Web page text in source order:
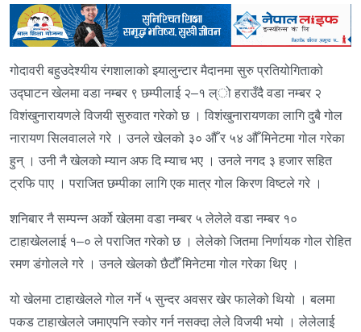
गोदावरी बहुउदेश्यीय रंगशालाको झ्यालुन्टार मैदानमा सुरु प्रतियोगिताको
उद्घाटन खेलमा वडा नम्बर ९ छम्पीलाई २–१ ल्ो हराउँदै वडा नम्बर २
विशंखुनारायणले विजयी सुरुवात गरेको छ । विशंखुनारायणका लागि दुबै गोल
नारायण सिलवालले गरे । उनले खेलको ३० औँ र ५४ औँ मिनेटमा गोल गरेका
हुन् । उनी नै खेलको म्यान अफ दि म्याच भए । उनले नगद ३ हजार सहित
ट्रफि पाए । पराजित छम्पीका लागि एक मात्र गोल किरण विष्टले गरे ।
शनिबार नै सम्पन्न अर्को खेलमा वडा नम्बर ५ लेलेले वडा नम्बर १०
टाहाखेललाई १–० ले पराजित गरेको छ । लेलेको जितमा निर्णायक गोल रोहित
रमण डंगोलले गरे । उनले खेलको छैटौँ मिनेटमा गोल गरेका थिए ।
यो खेलमा टाहाखेलले गोल गर्ने ५ सुन्दर अवसर खेर फालेको थियो । बलमा
पकड टाहाखेलले जमाएपनि स्कोर गर्न नसक्दा लेले विजयी भयो । लेलेलाई